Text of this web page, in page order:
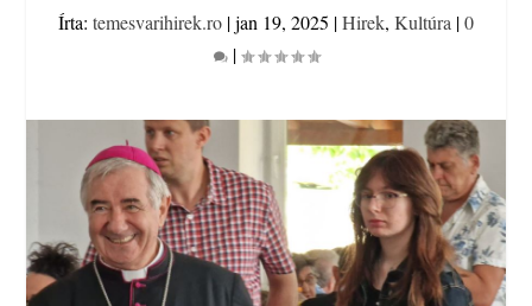
Írta: temesvarihirek.ro |jan 19, 2025 |Hirek, Kultúra |0
|